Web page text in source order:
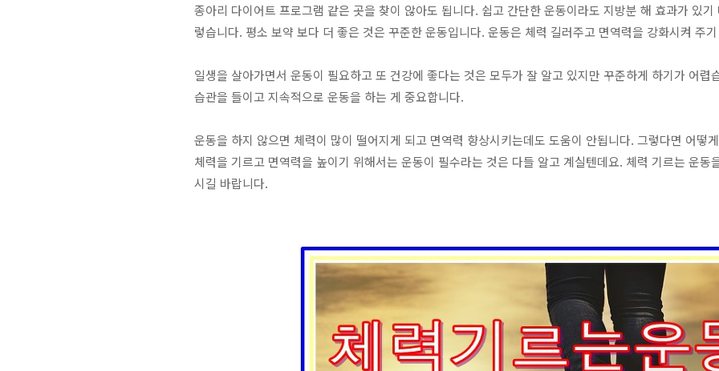
종아리 다이어트 프로그램 같은 곳을 찾이 않아도 됩니다. 쉽고 간단한 운동이라도 지방분 해 효과가 있
렇습니다. 평소 보약 보다 더 좋은 것은 꾸준한 운동입니다. 운동은 체력 길러주고 면역력을 강화시켜 주
일생을 살아가면서 운동이 필요하고 또 건강에 좋다는 것은 모두가 잘 알고 있지만 꾸준하게 하기가 어렵
습관을 들이고 지속적으로 운동을 하는 게 중요합니다.
운동을 하지 않으면 체력이 많이 떨어지게 되고 면역력 향상시키는데도 도움이 안됩니다. 그렇다면 어떻
체력을 기르고 면역력을 높이기 위해서는 운동이 필수라는 것은 다들 알고 계실텐데요. 체력 기르는 운동
시길 바랍니다.